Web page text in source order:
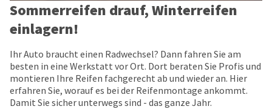
Sommerreifen drauf, Winterreifen
einlagern!
Ihr Auto braucht einen Radwechsel? Dann fahren Sie am
besten in eine Werkstatt vor Ort. Dort beraten Sie Profis und
montieren Ihre Reifen fachgerecht ab und wieder an. Hier
erfahren Sie, worauf es bei der Reifenmontage ankommt.
Damit Sie sicher unterwegs sind - das ganze Jahr.